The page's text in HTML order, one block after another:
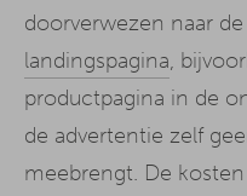
doorverwezen naar
landingspagina,
productpagina in de
de advertentie zelf
meebrengt. De